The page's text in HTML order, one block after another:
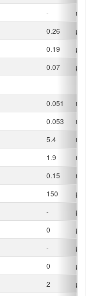
-
mg
0.26
µg
0.19
µg
0.07
µg
0.051
mg
0.053
mg
5.4
mg
1.9
mg
0.15
mg
150
µg
-
µg
0
µg
-
µg
0
µg
2
µg